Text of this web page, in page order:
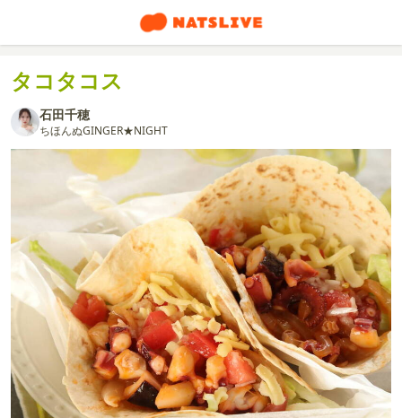
タコタコス
石田千穂
ちほんぬGINGER★NIGHT